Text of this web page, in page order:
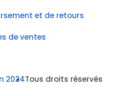
et de retours
de ventes
2024Tous droits réservés